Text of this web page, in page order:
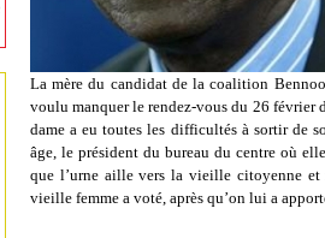
La mère du candidat de la coalition
voulu manquer le rendez-vous du 26 février
dame a eu toutes les difficultés à sortir de
âge, le président du bureau du centre où
que l’urne aille vers la vieille citoyenne
vieille femme a voté, après qu’on lui a